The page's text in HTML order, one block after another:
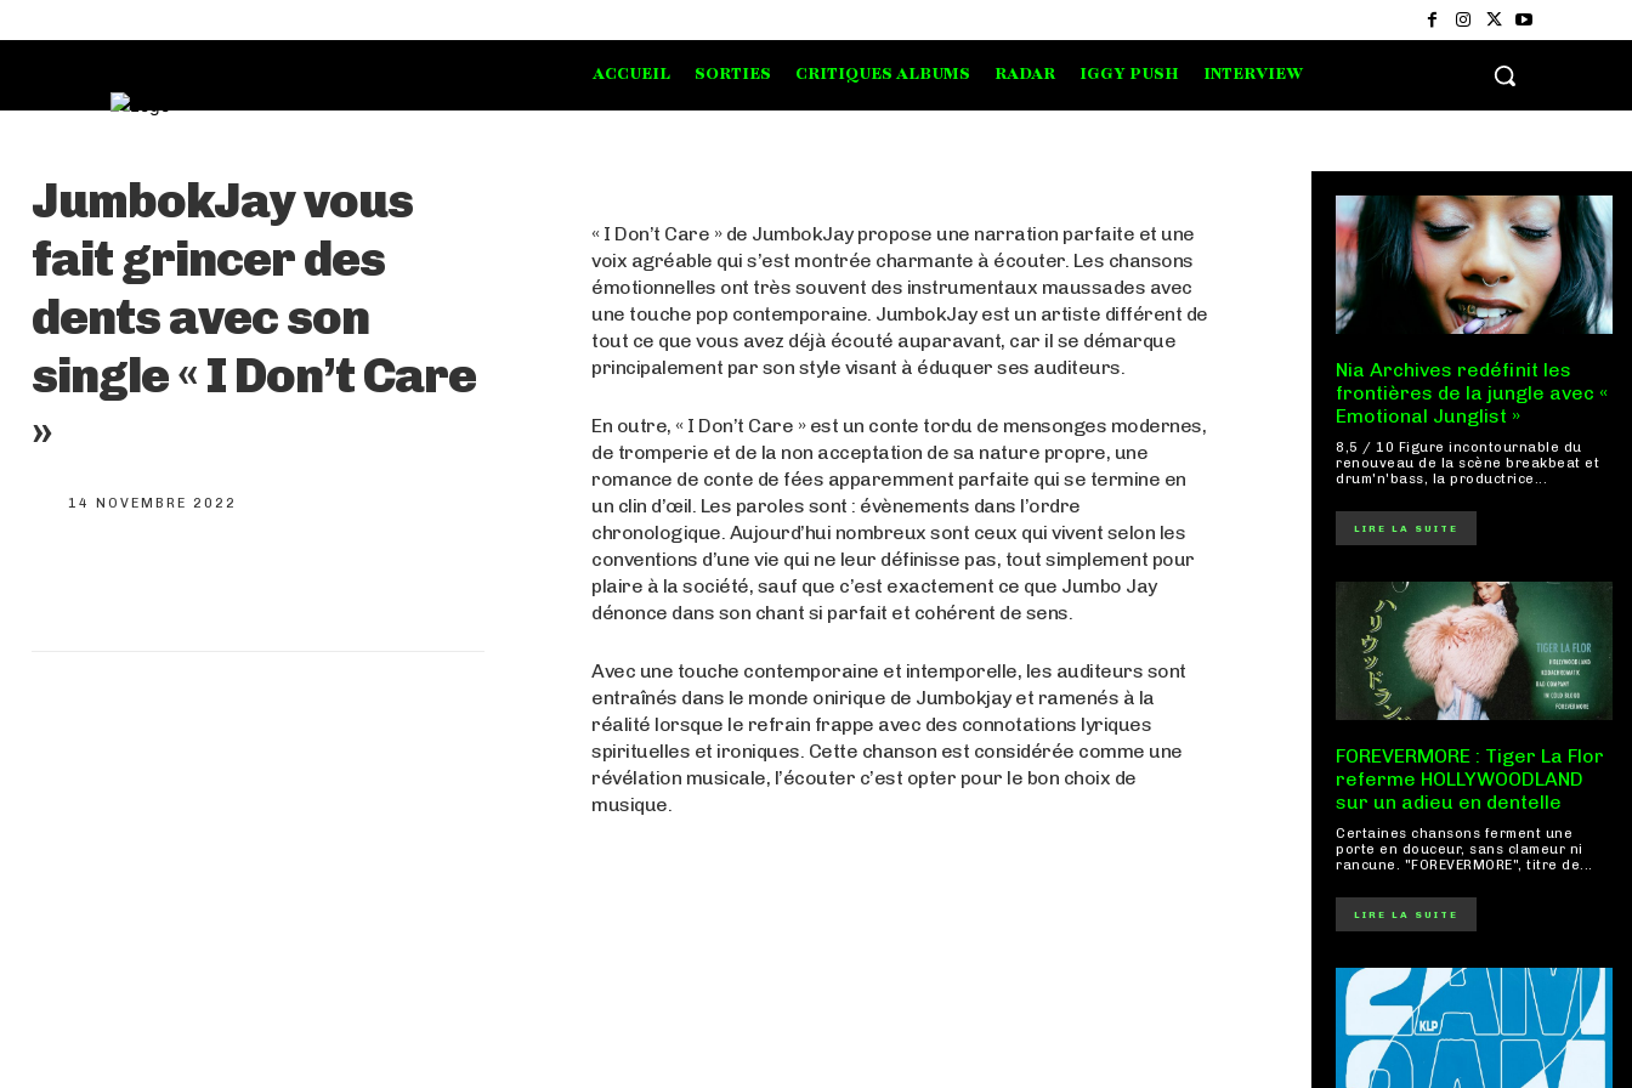
ACCUEIL SORTIES CRITIQUES ALBUMS RADAR IGGY PUSH INTERVIEW
JumbokJay vous
fait grincer des
dents avec son
single « I Don’t Care
»
14 NOVEMBRE 2022
« I Don’t Care » de JumbokJay propose une narration parfaite et une
voix agréable qui s’est montrée charmante à écouter. Les chansons
émotionnelles ont très souvent des instrumentaux maussades avec
une touche pop contemporaine. JumbokJay est un artiste différent de
tout ce que vous avez déjà écouté auparavant, car il se démarque
principalement par son style visant à éduquer ses auditeurs.
En outre, « I Don’t Care » est un conte tordu de mensonges modernes,
de tromperie et de la non acceptation de sa nature propre, une
romance de conte de fées apparemment parfaite qui se termine en
un clin d’œil. Les paroles sont : évènements dans l’ordre
chronologique. Aujourd’hui nombreux sont ceux qui vivent selon les
conventions d’une vie qui ne leur définisse pas, tout simplement pour
plaire à la société, sauf que c’est exactement ce que Jumbo Jay
dénonce dans son chant si parfait et cohérent de sens.
Avec une touche contemporaine et intemporelle, les auditeurs sont
entraînés dans le monde onirique de Jumbokjay et ramenés à la
réalité lorsque le refrain frappe avec des connotations lyriques
spirituelles et ironiques. Cette chanson est considérée comme une
révélation musicale, l’écouter c’est opter pour le bon choix de
musique.
Nia Archives redéfinit les
frontières de la jungle avec «
Emotional Junglist »
8,5 / 10 Figure incontournable du
renouveau de la scène breakbeat et
drum'n'bass, la productrice...
LIRE LA SUITE
FOREVERMORE : Tiger La Flor
referme HOLLYWOODLAND
sur un adieu en dentelle
Certaines chansons ferment une
porte en douceur, sans clameur ni
rancune. "FOREVERMORE", titre de...
LIRE LA SUITE